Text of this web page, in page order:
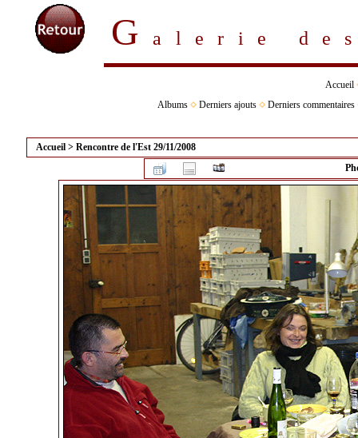
Galerie
Accueil
Albums
Derniers ajouts Derniers commentaires
Accueil > Rencontre de l'Est 29/11/2008